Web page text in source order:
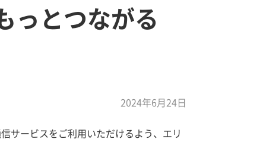
とつながる
2024年6月24日
サービスをご利用いただけるよう、エリ